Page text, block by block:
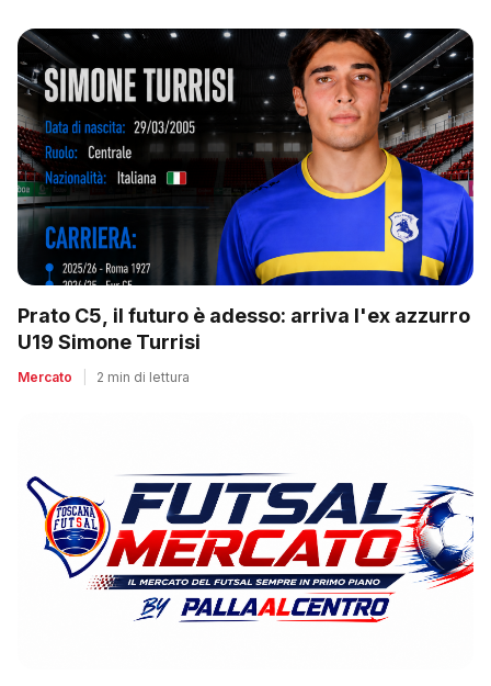
Prato C5, il futuro è adesso: arriva l'ex azzurro
U19 Simone Turrisi
Mercato 2 min di lettura